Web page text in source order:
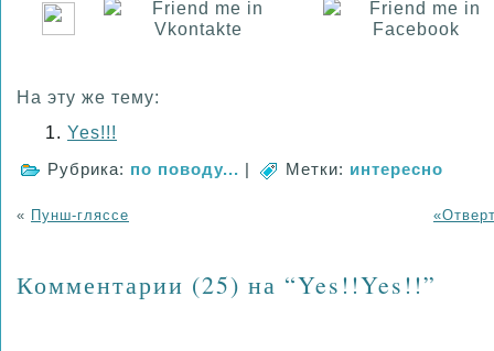
На эту же тему:
Yes!!!
Рубрика: по поводу... | Метки: интересно
« Пунш-гляссе
Комментарии (25) на “Yes!!Yes!!”